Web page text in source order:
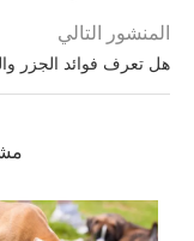
المنشور التالي
هل تعرف فوائد الجزر